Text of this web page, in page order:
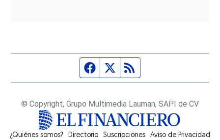
Página de Facebook
Fuente Twitter
© Copyright, Grupo Multimedia Lauman, SAPI de CV
¿Quiénes somos? Directorio Suscripciones Opens in new window
Aviso de Privacidad